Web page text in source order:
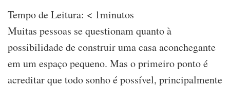
Tempo de Leitura: < 1minutos
Muitas pessoas se questionam quanto à
possibilidade de construir uma casa aconchegante
em um espaço pequeno. Mas o primeiro ponto é
acreditar que todo sonho é possível, principalmente